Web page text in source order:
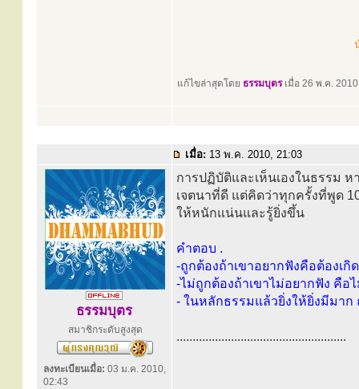
แก้ไขล่าสุดโดย ธรรมบุตรเมื่อ 26 พ.ค.
เมื่อ: 13 พ.ค. 2010, 21:03
ธรรมบุตร
สมาชิกระดับสูงสุด
ลงทะเบียนเมื่อ: 03 ม.ค. 2010,
02:43
การปฏิบัติและเห็นเองในธรรม
เจตนาที่ดี แต่คิดว่าทุกครั้งที่พูด
ให้หนักแน่นและรู้ยิ่งขึ้น
คำตอบ .
-ถูกต้องถ้าเขาอยากฟังคือต้องเกิ
-ไม่ถูกต้องถ้าเขาไม่อยากฟัง คือ
- ในหลักธรรมแล้วยิ่งให้ยิ่งมีมาก
.....................................................